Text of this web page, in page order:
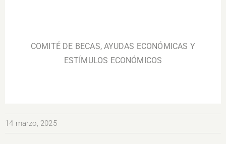
COMITÉ DE BECAS, AYUDAS ECONÓMICAS Y
ESTÍMULOS ECONÓMICOS
14 marzo, 2025